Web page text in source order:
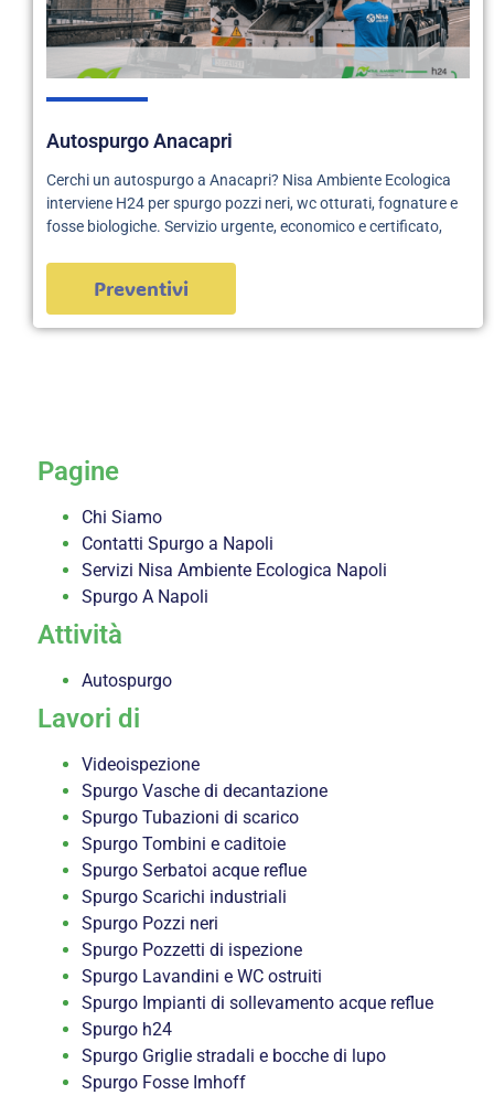
Autospurgo Anacapri
Cerchi un autospurgo a Anacapri? Nisa Ambiente Ecologica
interviene H24 per spurgo pozzi neri, wc otturati, fognature e
fosse biologiche. Servizio urgente, economico e certificato,
Preventivi
Pagine
Chi Siamo
Contatti Spurgo a Napoli
Servizi Nisa Ambiente Ecologica Napoli
Spurgo A Napoli
Attività
Autospurgo
Lavori di
Videoispezione
Spurgo Vasche di decantazione
Spurgo Tubazioni di scarico
Spurgo Tombini e caditoie
Spurgo Serbatoi acque reflue
Spurgo Scarichi industriali
Spurgo Pozzi neri
Spurgo Pozzetti di ispezione
Spurgo Lavandini e WC ostruiti
Spurgo Impianti di sollevamento acque reflue
Spurgo h24
Spurgo Griglie stradali e bocche di lupo
Spurgo Fosse Imhoff